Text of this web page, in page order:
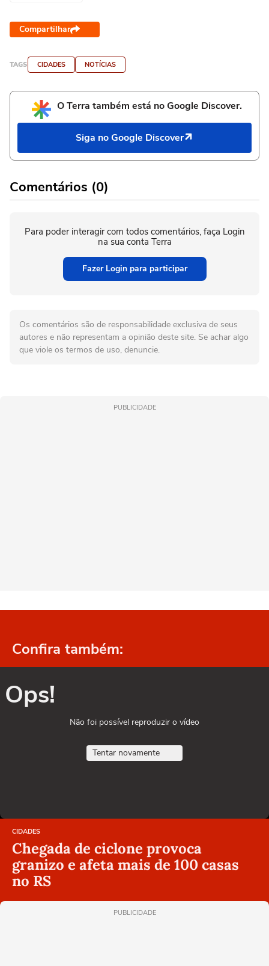
Compartilhar
TAGS CIDADES NOTÍCIAS
O Terra também está no Google Discover.
Siga no Google Discover
Comentários (0)
Para poder interagir com todos comentários, faça Login
na sua conta Terra
Fazer Login para participar
Os comentários são de responsabilidade exclusiva de seus
autores e não representam a opinião deste site. Se achar algo
que viole os termos de uso, denuncie.
PUBLICIDADE
Confira também:
Ops!
Não foi possível reproduzir o vídeo
Tentar novamente
CIDADES
Chegada de ciclone provoca
granizo e afeta mais de 100 casas
no RS
PUBLICIDADE